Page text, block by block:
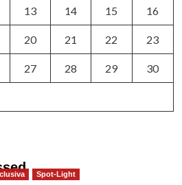
13 14 15 16
20 21 22 23
27 28 29 30
Spot-Light